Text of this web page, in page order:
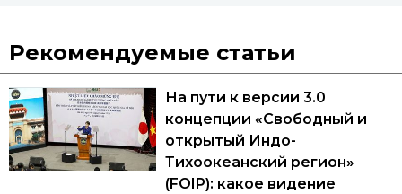
Рекомендуемые статьи
На пути к версии 3.0
концепции «Свободный и
открытый Индо-
Тихоокеанский регион»
(FOIP): какое видение